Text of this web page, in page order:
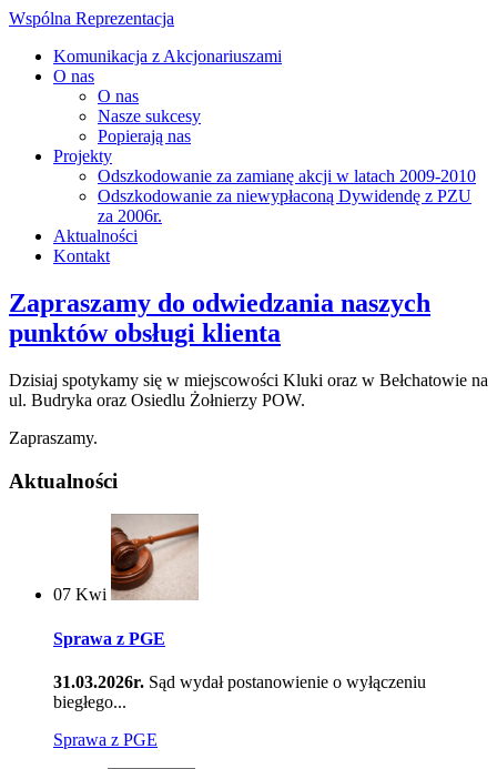
Wspólna Reprezentacja
Komunikacja z Akcjonariuszami
O nas
O nas
Nasze sukcesy
Popierają nas
Projekty
Odszkodowanie za zamianę akcji w latach 2009-2010
Odszkodowanie za niewypłaconą Dywidendę z PZU
za 2006r.
Aktualności
Kontakt
Zapraszamy do odwiedzania naszych
punktów obsługi klienta
Dzisiaj spotykamy się w miejscowości Kluki oraz w Bełchatowie na
ul. Budryka oraz Osiedlu Żołnierzy POW.
Zapraszamy.
Aktualności
07 Kwi
Sprawa z PGE
31.03.2026r. Sąd wydał postanowienie o wyłączeniu
biegłego...
Sprawa z PGE